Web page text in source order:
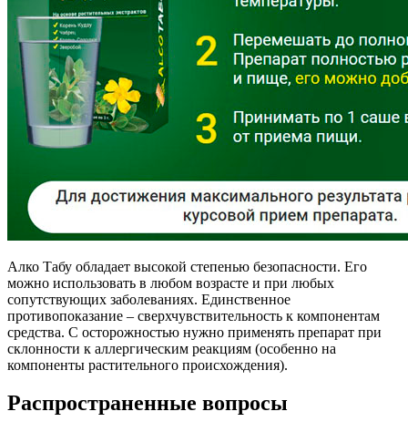
Алко Табу обладает высокой степенью безопасности. Его
можно использовать в любом возрасте и при любых
сопутствующих заболеваниях. Единственное
противопоказание – сверхчувствительность к компонентам
средства. С осторожностью нужно применять препарат при
склонности к аллергическим реакциям (особенно на
компоненты растительного происхождения).
Распространенные вопросы